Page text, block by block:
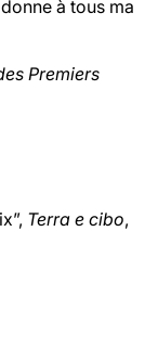
à tous ma
Premiers
Terra e cibo,